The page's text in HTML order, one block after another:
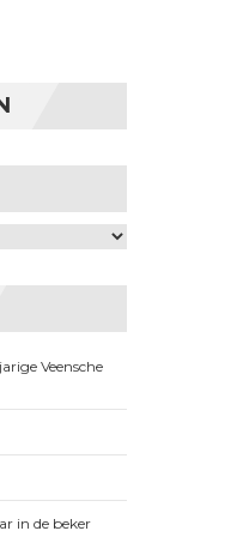
Veensche
in de beker